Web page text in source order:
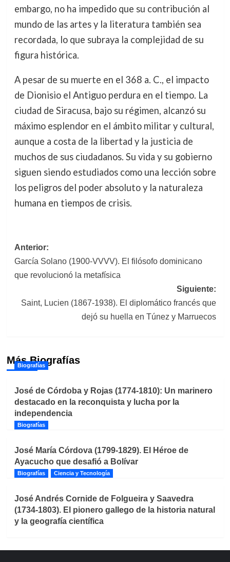
embargo, no ha impedido que su contribución al
mundo de las artes y la literatura también sea
recordada, lo que subraya la complejidad de su
figura histórica.
A pesar de su muerte en el 368 a. C., el impacto
de Dionisio el Antiguo perdura en el tiempo. La
ciudad de Siracusa, bajo su régimen, alcanzó su
máximo esplendor en el ámbito militar y cultural,
aunque a costa de la libertad y la justicia de
muchos de sus ciudadanos. Su vida y su gobierno
siguen siendo estudiados como una lección sobre
los peligros del poder absoluto y la naturaleza
humana en tiempos de crisis.
Navegación
de
entradas
Anterior:
García Solano (1900-VVVV). El filósofo dominicano
que revolucionó la metafísica
Siguiente:
Saint, Lucien (1867-1938). El diplomático francés que
dejó su huella en Túnez y Marruecos
Más Biografías
Biografías
José de Córdoba y Rojas (1774-1810): Un marinero
destacado en la reconquista y lucha por la
independencia
Biografías
José María Córdova (1799-1829). El Héroe de
Ayacucho que desafió a Bolívar
Biografías Ciencia y Tecnología
José Andrés Cornide de Folgueira y Saavedra
(1734-1803). El pionero gallego de la historia natural
y la geografía científica